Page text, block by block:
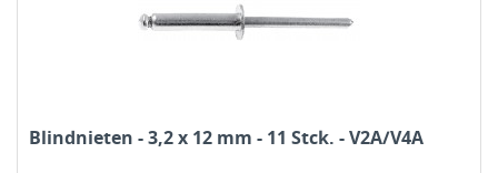
Blindnieten - 3,2 x 12 mm - 11 Stck. - V2A/V4A